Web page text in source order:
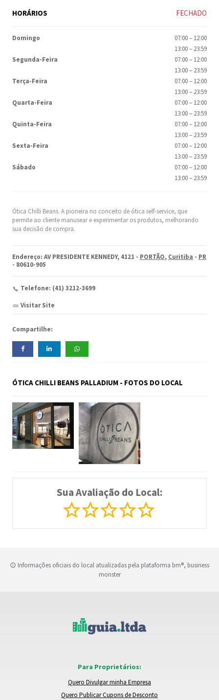
Ótica Chilli Beans. A pioneira no conceito de ótica self-service, que
permite ao cliente manusear e experimentar os produtos, melhorando
sua decisão de compra.
Endereço: AV PRESIDENTE KENNEDY, 4121 - PORTÃO, Curitiba - PR
- 80610-905
Telefone: (41) 3212-3699
Visitar Site
Compartilhe:
ÓTICA CHILLI BEANS PALLADIUM - FOTOS DO LOCAL
Sua Avaliação do Local:
HORÁRIOS FECHADO
Domingo 07:00– 12:00
13:00– 23:59
Segunda-Feira
07:00– 12:00
13:00– 23:59
Terça-Feira
07:00– 12:00
13:00– 23:59
Quarta-Feira
07:00– 12:00
13:00– 23:59
Quinta-Feira
07:00– 12:00
13:00– 23:59
Sexta-Feira
07:00– 12:00
13:00– 23:59
Sábado
07:00– 12:00
13:00– 23:59
Informações oficiais do local atualizadas pela plataforma bm®, business
monster
Para Proprietários:
Quero Divulgar minha Empresa
Quero Publicar Cupons de Desconto